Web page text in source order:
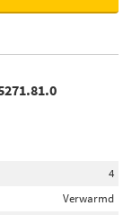
4
Verwarmd